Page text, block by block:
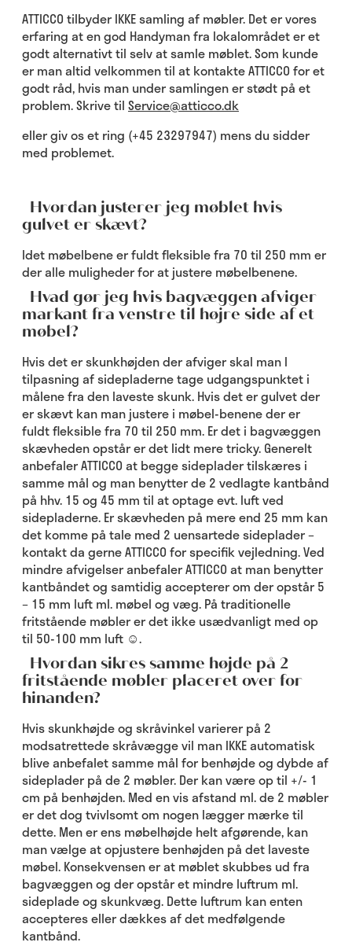
ATTICCO tilbyder IKKE samling af møbler. Det er vores
erfaring at en god Handyman fra lokalområdet er et
godt alternativt til selv at samle møblet. Som kunde
er man altid velkommen til at kontakte ATTICCO for et
godt råd, hvis man under samlingen er stødt på et
problem. Skrive til Service@atticco.dk
eller giv os et ring (+45 23297947) mens du sidder
med problemet.
Hvordan justerer jeg møblet hvis
gulvet er skævt?
Idet møbelbene er fuldt fleksible fra 70 til 250 mm er
der alle muligheder for at justere møbelbenene.
Hvad gør jeg hvis bagvæggen afviger
markant fra venstre til højre side af et
møbel?
Hvis det er skunkhøjden der afviger skal man I
tilpasning af sidepladerne tage udgangspunktet i
målene fra den laveste skunk. Hvis det er gulvet der
er skævt kan man justere i møbel-benene der er
fuldt fleksible fra 70 til 250 mm. Er det i bagvæggen
skævheden opstår er det lidt mere tricky. Generelt
anbefaler ATTICCO at begge sideplader tilskæres i
samme mål og man benytter de 2 vedlagte kantbånd
på hhv. 15 og 45 mm til at optage evt. luft ved
sidepladerne. Er skævheden på mere end 25 mm kan
det komme på tale med 2 uensartede sideplader –
kontakt da gerne ATTICCO for specifik vejledning. Ved
mindre afvigelser anbefaler ATTICCO at man benytter
kantbåndet og samtidig accepterer om der opstår 5
– 15 mm luft ml. møbel og væg. På traditionelle
fritstående møbler er det ikke usædvanligt med op
til 50-100 mm luft ☺.
Hvordan sikres samme højde på 2
fritstående møbler placeret over for
hinanden?
Hvis skunkhøjde og skråvinkel varierer på 2
modsatrettede skråvægge vil man IKKE automatisk
blive anbefalet samme mål for benhøjde og dybde af
sideplader på de 2 møbler. Der kan være op til +/- 1
cm på benhøjden. Med en vis afstand ml. de 2 møbler
er det dog tvivlsomt om nogen lægger mærke til
dette. Men er ens møbelhøjde helt afgørende, kan
man vælge at opjustere benhøjden på det laveste
møbel. Konsekvensen er at møblet skubbes ud fra
bagvæggen og der opstår et mindre luftrum ml.
sideplade og skunkvæg. Dette luftrum kan enten
accepteres eller dækkes af det medfølgende
kantbånd.